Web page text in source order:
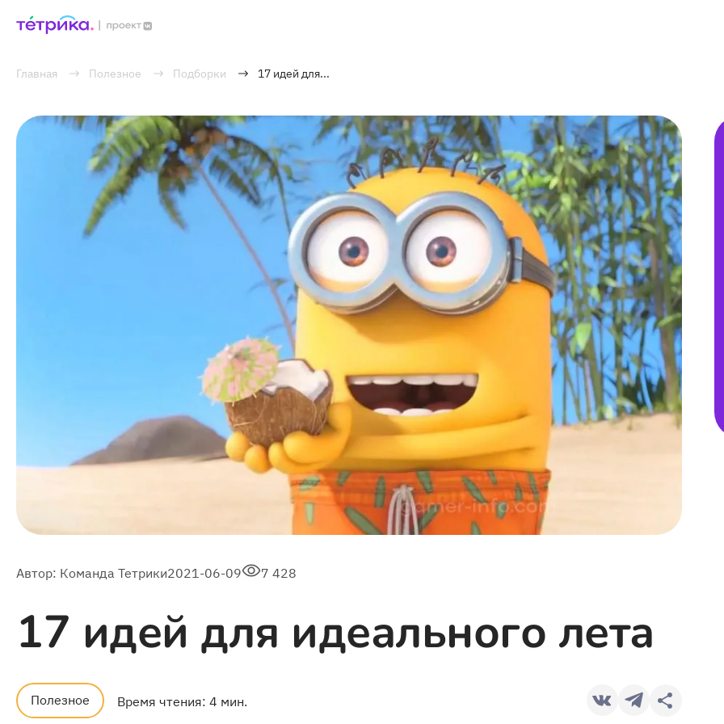
Главная Полезное Подборки 17 идей для...
Автор: Команда Тетрики2021-06-09 7 428
17 идей для идеального лета
Полезное Время чтения: 4 мин.